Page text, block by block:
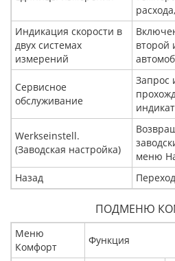
Индикация скорости в
двух системах
измерений
второй
Сервисное
обслуживание
Запрос
Werkseinstell.
(Заводская настройка)
меню
Назад
ПОДМЕНЮ
Меню
Комфорт
Функция